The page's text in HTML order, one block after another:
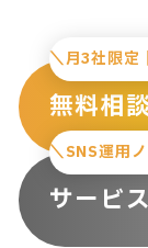
＼月3社限定
無料相
＼SNS運用
サービ